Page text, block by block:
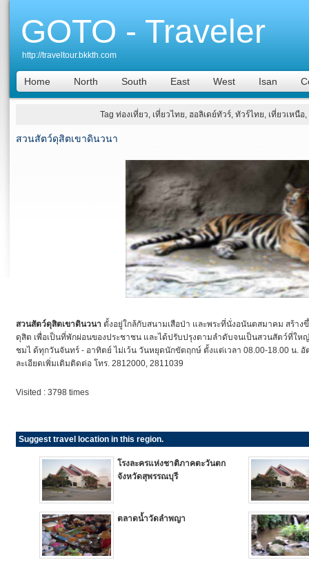
GOTO - Traveler
http://traveltour.bkkth.com
Home North South East West Isan
Tag ท่องเที่ยว, เที่ยวไทย, ฮอลิเดย์ทัวร์, ทัวร์ไทย, เที่ยวเห
สวนสัตว์ดุสิตเขาดินวนา
สวนสัตว์ดุสิตเขาดินวนา ตั้งอยู่ใกล้กับสนามเสือป่า และพระที่นั่งอนันตสมาคม สร้า
ดุสิต เพื่อเป็นที่พักผ่อนของประชาชน และได้ปรับปรุงตามลำดับจนเป็นสวนสัตว์ที่ให
ชมไ ด้ทุกวันจันทร์ - อาทิตย์ ไม่เว้น วันหยุดนักขัตฤกษ์ ตั้งแต่เวลา 08.00-18.00 น.
ละเอียดเพิ่มเติมติดต่อ โทร. 2812000, 2811039
Visited : 3798 times
Suggest travel location in this region.
โรงละครแห่งชาติภาคตะวันตก
จังหวัดสุพรรณบุรี
ตลาดน้ำวัดลำพญา